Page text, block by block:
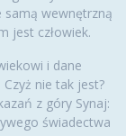
samą wewnętrzną
jest człowiek.
i dane
nie tak jest?
z góry Synaj:
świadectwa